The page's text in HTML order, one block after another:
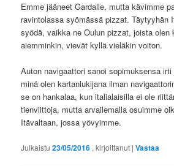
Emme jääneet Gardalle, mutta kävimme
ravintolassa syömässä pizzat. Täytyyhän
syödä, vaikka ne Oulun pizzat, joista olen
aiemminkin, vievät kyllä vieläkin voiton.
Auton navigaattori sanoi sopimuksensa
minä olen kartanlukijana ilman
se on hankalaa, kun italialaisilla ei ole
tienviittoja, mutta arvailemalla osuimme
Itävaltaan, jossa yövyimme.
Julkaistu23/05/2016 , kirjoittanut |Vastaa